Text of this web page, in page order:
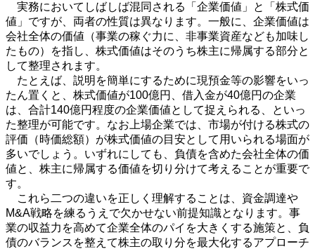
実務においてしばしば混同される「企業価値」と「株式価
値」ですが、両者の性質は異なります。一般に、企業価値は
会社全体の価値（事業の稼ぐ力に、非事業資産なども加味し
たもの）を指し、株式価値はそのうち株主に帰属する部分と
して整理されます。
たとえば、説明を簡単にするために現預金等の影響をいっ
たん置くと、株式価値が100億円、借入金が40億円の企業
は、合計140億円程度の企業価値として捉えられる、といっ
た整理が可能です。なお上場企業では、市場が付ける株式の
評価（時価総額）が株式価値の目安として用いられる場面が
多いでしょう。いずれにしても、負債を含めた会社全体の価
値と、株主に帰属する価値を切り分けて考えることが重要で
す。
これら二つの違いを正しく理解することは、資金調達や
M&A戦略を練るうえで欠かせない前提知識となります。事
業の収益力を高めて企業全体のパイを大きくする施策と、負
債のバランスを整えて株主の取り分を最大化するアプローチ